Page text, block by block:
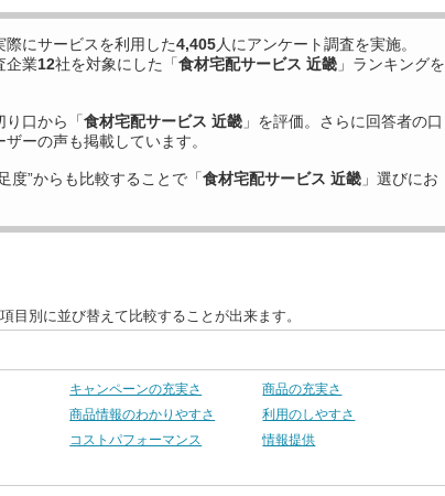
にサービスを利用した4,405人にアンケート調査を実施。
企業12社を対象にした「食材宅配サービス 近畿 」ランキングを
り口から「食材宅配サービス 近畿 」を評価。さらに回答者の口
ーの声も掲載しています。
度”からも比較することで「食材宅配サービス 近畿 」選びにお
目別に並び替えて比較することが出来ます。
キャンペーンの充実さ
商品の充実さ
商品情報のわかりやすさ
利用のしやすさ
コストパフォーマンス
情報提供